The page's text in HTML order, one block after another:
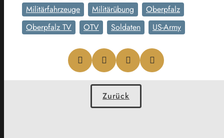
Militärfahrzeuge
Militärübung
Oberpfalz
Oberpfalz TV
OTV Soldaten US-Army
Zurück